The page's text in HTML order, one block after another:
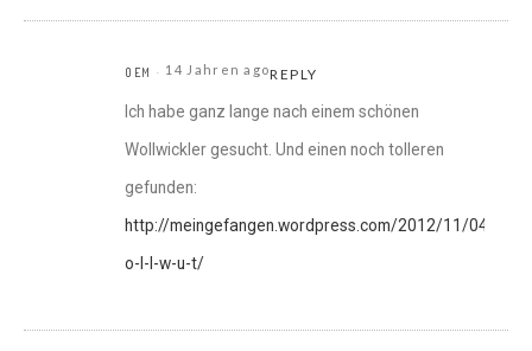
OEM 14 Jahren agoREPLY
Ich habe ganz lange nach einem schönen
Wollwickler gesucht. Und einen noch tolleren
gefunden:
http://meingefangen.wordpress.com/2012/11/04/w-
o-l-l-w-u-t/